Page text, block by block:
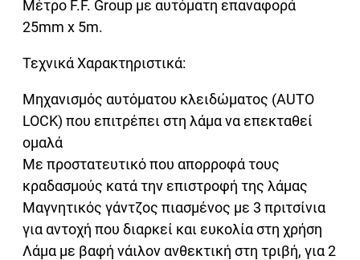
Μέτρο F.F. Group με αυτόματη επαναφορά
25mm x 5m.
Τεχνικά Χαρακτηριστικά:
Μηχανισμός αυτόματου κλειδώματος (AUTO
LOCK) που επιτρέπει στη λάμα να επεκταθεί
ομαλά
Με προστατευτικό που απορροφά τους
κραδασμούς κατά την επιστροφή της λάμας
Μαγνητικός γάντζος πιασμένος με 3 πριτσίνια
για αντοχή που διαρκεί και ευκολία στη χρήση
Λάμα με βαφή νάιλον ανθεκτική στη τριβή, για 2